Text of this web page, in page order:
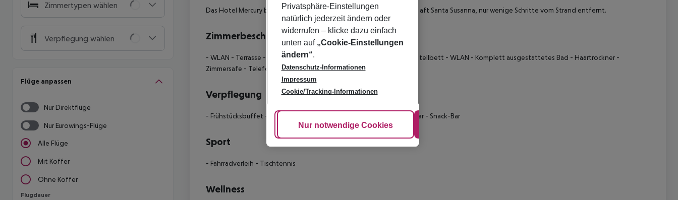
Zimmertypen wählen
Verpflegung wählen
Flüge anpassen
Nur Direktflüge
Nur Eurowings-Flüge
Alle Flüge
Mit Koffer
Ohne Koffer
Flugdauer
Flugdauer
Das Hotel Mercury befindet sich an der Costa Maresme, in der Ortschaft Santa Susanna, nur wenige Schritte vom Strand entfernt.
Zimmerbeschreibung
- WLAN - Terrasse - Heizung- Bad mit Dusche oder Badewanne - Zustellbett - WLAN - Komplett ausgestattetes Bad - Haartrockner -
Zimmersafe - Telefon - Zimmerservice
Verpflegung
- Frühstücksbuffet - Mittagsbuffet - Pool-Bar - Snack-Bar
Sport
- Fahrradverleih - Tischtennis
Wellness
Privatsphäre-Einstellungen
natürlich jederzeit ändern oder
widerrufen – klicke dazu einfach
unten auf „Cookie-Einstellungen
ändern“.
Datenschutz-Informationen
Impressum
Cookie/Tracking-Informationen
Cookie anpassen
Nur notwendige Cookies